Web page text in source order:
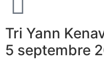
Tri Yann
5 septembre